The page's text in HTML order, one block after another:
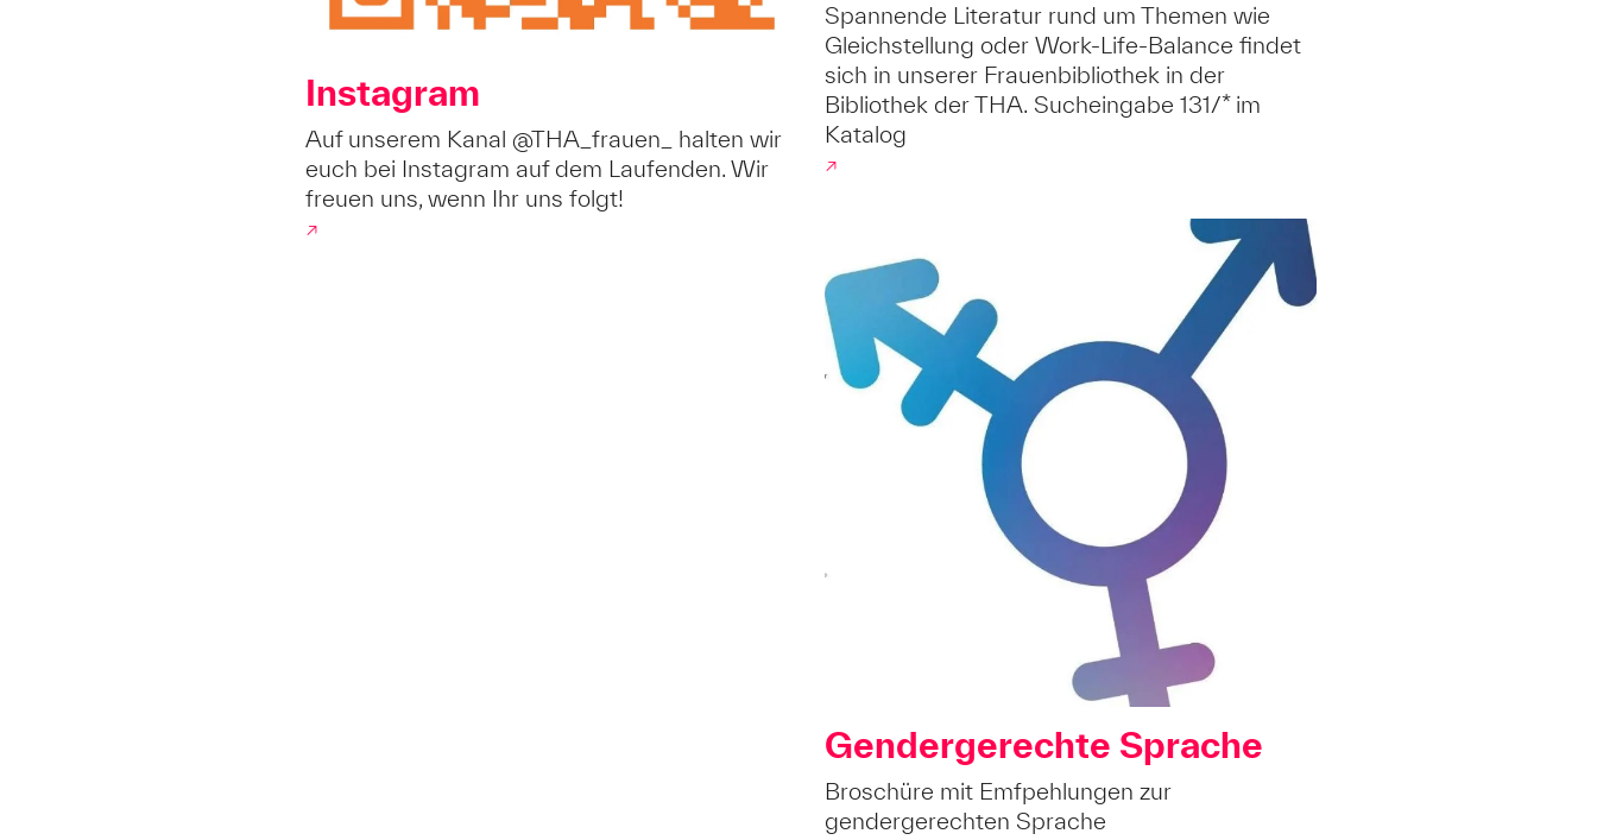
Instagram
Auf unserem Kanal @THA_frauen_ halten wir
euch bei Instagram auf dem Laufenden. Wir
freuen uns, wenn Ihr uns folgt!
↗
Spannende Literatur rund um Themen wie
Gleichstellung oder Work-Life-Balance findet
sich in unserer Frauenbibliothek in der
Bibliothek der THA. Sucheingabe 131/* im
Katalog
↗
Gendergerechte Sprache
Broschüre mit Emfpehlungen zur
gendergerechten Sprache